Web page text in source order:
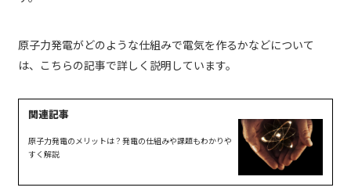
原子力発電がどのような仕組みで電気を作るかなどについて
は、こちらの記事で詳しく説明しています。
原子力発電のメリットは？発電の仕組みや課題もわかりや
すく解説